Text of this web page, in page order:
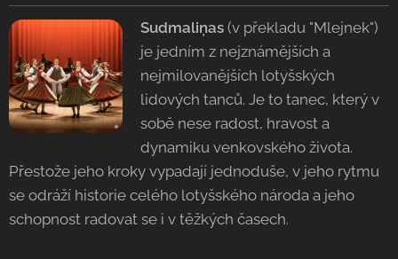
Sudmaliņas(v překladu "Mlejnek")
je jedním z nejznámějších a
nejmilovanějších lotyšských
lidových tanců. Je to tanec, který v
sobě nese radost, hravost a
dynamiku venkovského života.
Přestože jeho kroky vypadají jednoduše, v jeho rytmu
se odráží historie celého lotyšského národa a jeho
schopnost radovat se i v těžkých časech.